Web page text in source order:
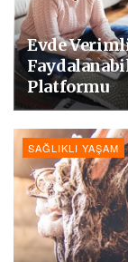
Evde
Platformu
SAĞLIKLI YAŞAM